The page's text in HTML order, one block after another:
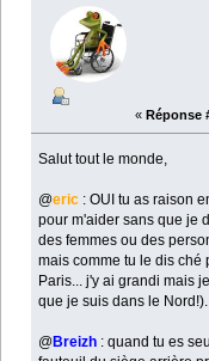
« Réponse
Salut tout le monde,
@eric : OUI tu as raison
pour m'aider sans que je
des femmes ou des
mais comme tu le dis ché
Paris... j'y ai grandi mais
que je suis dans le Nord!).
@Breizh : quand tu es